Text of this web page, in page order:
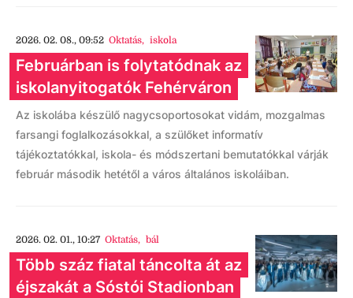
2026. 02. 08., 09:52 Oktatás, iskola
Februárban is folytatódnak az
iskolanyitogatók Fehérváron
Az iskolába készülő nagycsoportosokat vidám, mozgalmas
farsangi foglalkozásokkal, a szülőket informatív
tájékoztatókkal, iskola- és módszertani bemutatókkal várják
február második hetétől a város általános iskoláiban.
2026. 02. 01., 10:27 Oktatás, bál
Több száz fiatal táncolta át az
éjszakát a Sóstói Stadionban